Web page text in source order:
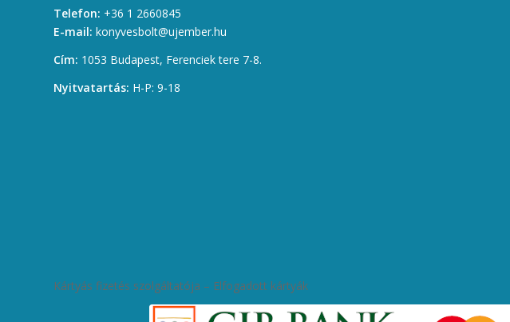
Telefon: +36 1 2660845
E-mail: konyvesbolt@ujember.hu
Cím: 1053 Budapest, Ferenciek tere 7-8.
Nyitvatartás: H-P: 9-18
Kártyás fizetés szolgáltatója – Elfogadott kártyák